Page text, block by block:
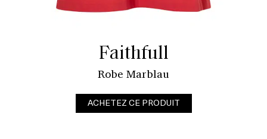
Faithfull
Robe Marblau
ACHETEZ CE PRODUIT